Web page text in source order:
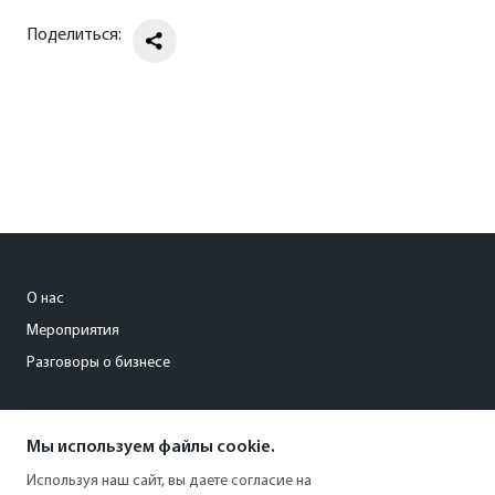
Поделиться:
О нас
Мероприятия
Разговоры о бизнесе
+7 (495) 797-69-70
Мы используем файлы cookie.
Используя наш сайт, вы даете согласие на